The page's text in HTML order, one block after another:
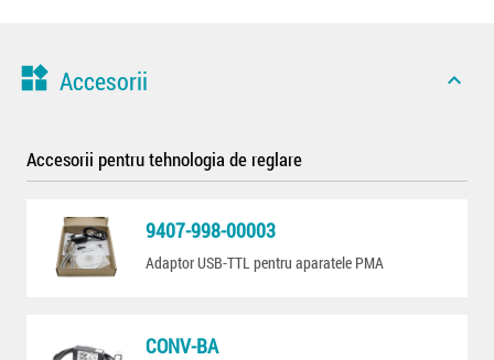
widgets Accesorii expand_less
Accesorii pentru tehnologia de reglare
9407-998-00003
Adaptor USB-TTL pentru aparatele PMA
CONV-BA